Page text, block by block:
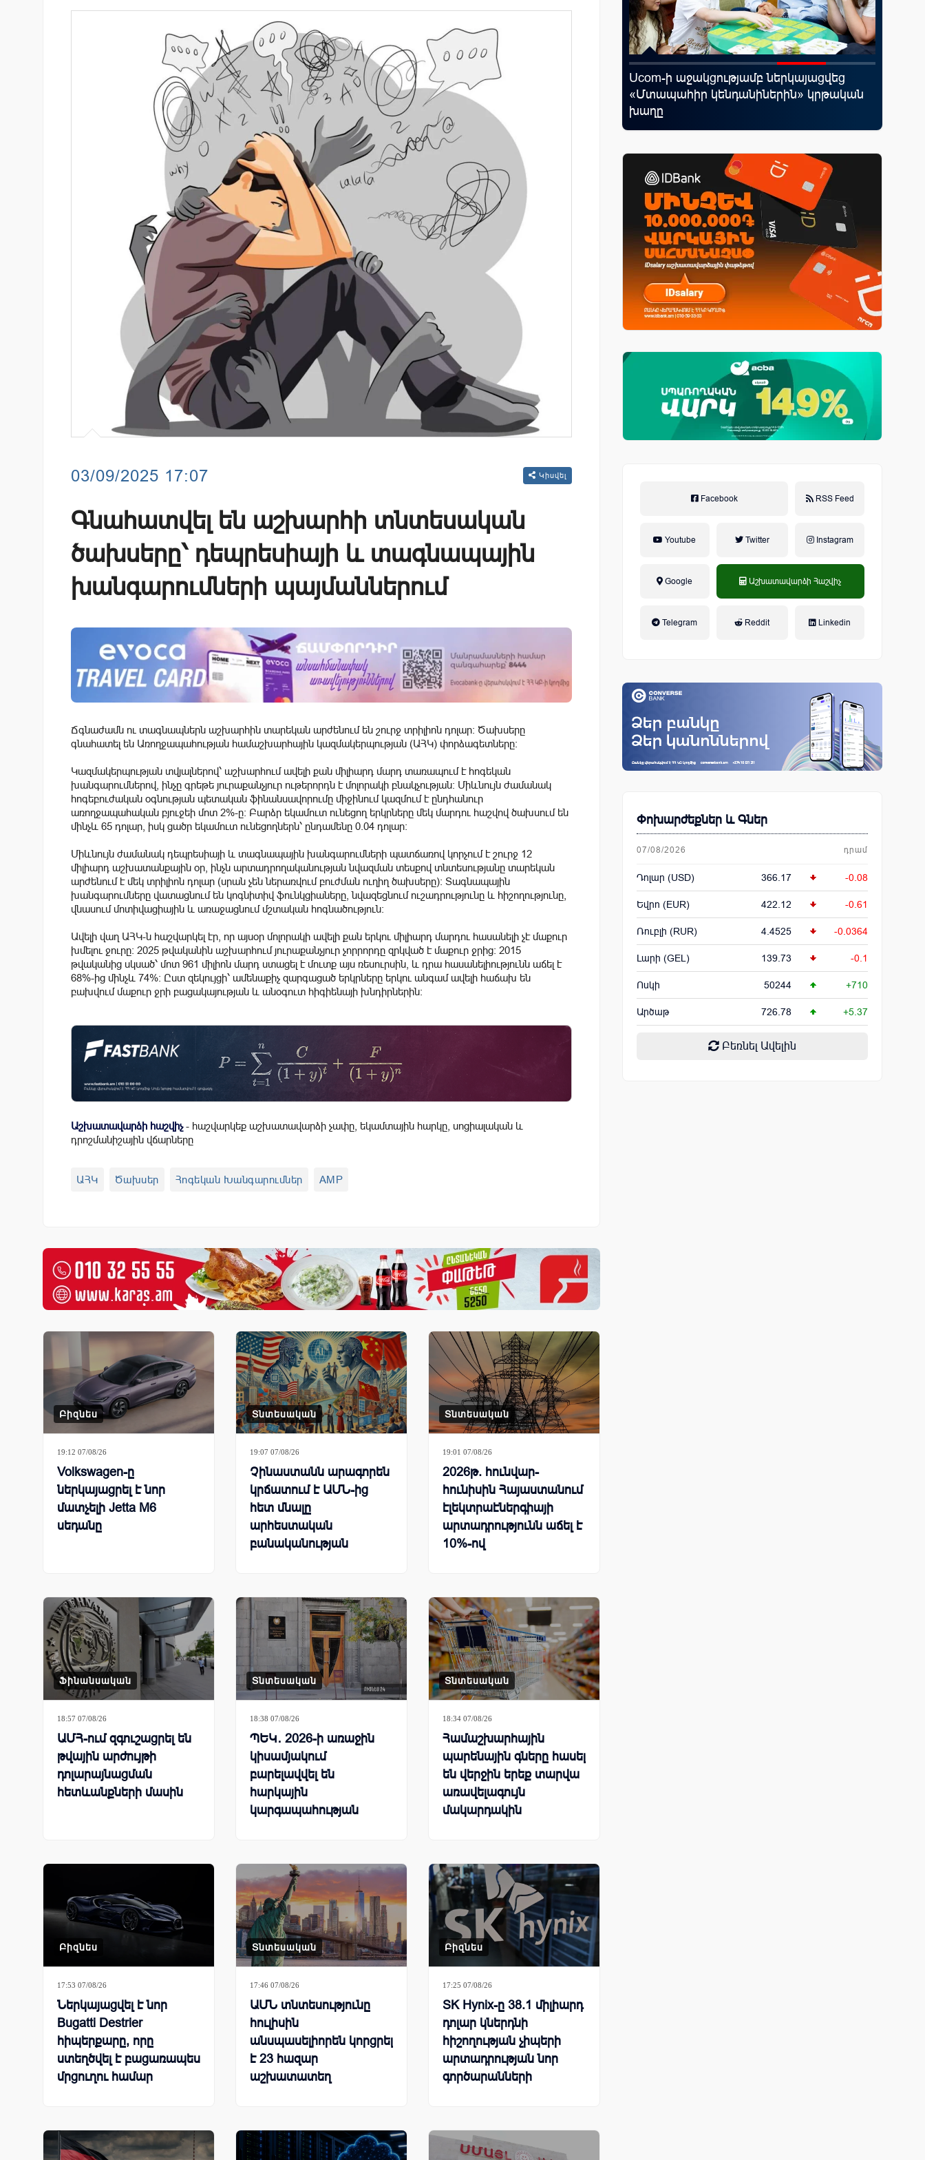
03/09/2025 17:07 Կիսվել
Գնահատվել են աշխարհի տնտեսական
ծախսերը՝ դեպրեսիայի և տագնապային
խանգարումների պայմաններում
Ճգնաժամն ու տագնապներն աշխարհին տարեկան արժենում են շուրջ տրիլիոն դոլար։ Ծախսերը
գնահատել են Առողջապահության համաշխարհային կազմակերպության (ԱՀԿ) փորձագետները:
Կազմակերպության տվյալներով՝ աշխարհում ավելի քան միլիարդ մարդ տառապում է հոգեկան
խանգարումներով, ինչը գրեթե յուրաքանչյուր ութերորդն է մոլորակի բնակչության։ Միևնույն ժամանակ
հոգեբուժական օգնության պետական ֆինանսավորումը միջինում կազմում է ընդհանուր
առողջապահական բյուջեի մոտ 2%-ը։ Բարձր եկամուտ ունեցող երկրները մեկ մարդու հաշվով ծախսում են
մինչև 65 դոլար, իսկ ցածր եկամուտ ունեցողներն՝ ընդամենը 0.04 դոլար։
Միևնույն ժամանակ դեպրեսիայի և տագնապային խանգարումների պատճառով կորչում է շուրջ 12
միլիարդ աշխատանքային օր, ինչն արտադրողականության նվազման տեսքով տնտեսությանը տարեկան
արժենում է մեկ տրիլիոն դոլար (սրան չեն ներառվում բուժման ուղիղ ծախսերը)։ Տագնապային
խանգարումները վատացնում են կոգնիտիվ ֆունկցիաները, նվազեցնում ուշադրությունը և հիշողությունը,
վնասում մոտիվացիային և առաջացնում մշտական հոգնածություն։
Ավելի վաղ ԱՀԿ-ն հաշվարկել էր, որ այսօր մոլորակի ավելի քան երկու միլիարդ մարդու հասանելի չէ մաքուր
խմելու ջուրը։ 2025 թվականին աշխարհում յուրաքանչյուր չորրորդը զրկված է մաքուր ջրից։ 2015
թվականից սկսած՝ մոտ 961 միլիոն մարդ ստացել է մուտք այս ռեսուրսին, և դրա հասանելիությունն աճել է
68%-ից մինչև 74%։ Ըստ զեկույցի՝ ամենաքիչ զարգացած երկրները երկու անգամ ավելի հաճախ են
բախվում մաքուր ջրի բացակայության և անօգուտ հիգիենայի խնդիրներին։
Աշխատավարձի հաշվիչ - հաշվարկեք աշխատավարձի չափը, եկամտային հարկը, սոցիալական և
դրոշմանիշային վճարները
ԱՀԿ Ծախսեր Հոգեկան Խանգարումներ AMP
Ֆասթ Բանկը Սևան Ստարտափ
Սամմիթին ներկայացրել է իր
պրոդուկտներն ու քարտային
առաջարկները
«Սմայլ Սվիթ»-ի զարգացման
ճանապարհը՝ Կոնվերս Բանկի
գործընկերությամբ
Ucom-ի աջակցությամբ ներկայացվեց
«Մտապահիր կենդանիներին» կրթական
խաղը
Facebook RSS Feed
Youtube Twitter Instagram
Google Աշխատավարձի Հաշվիչ
Telegram Reddit Linkedin
Փոխարժեքներ և Գներ
07/08/2026 դրամ
Դոլար (USD) 366.17 -0.08
Եվրո (EUR) 422.12 -0.61
Ռուբլի (RUR) 4.4525 -0.0364
Լարի (GEL) 139.73 -0.1
Ոսկի 50244 +710
Արծաթ 726.78 +5.37
Բեռնել Ավելին
Բիզնես
19:12 07/08/26
Volkswagen-ը
ներկայացրել է նոր
մատչելի Jetta M6
սեդանը
Տնտեսական
19:07 07/08/26
Չինաստանն արագորեն
կրճատում է ԱՄՆ-ից
հետ մնալը
արհեստական
բանականության
Տնտեսական
19:01 07/08/26
2026թ. հունվար-
հունիսին Հայաստանում
էլեկտրաէներգիայի
արտադրությունն աճել է
10%-ով
Ֆինանսական
18:57 07/08/26
ԱՄՀ-ում զգուշացրել են
թվային արժույթի
դոլարայնացման
հետևանքների մասին
Տնտեսական
18:38 07/08/26
ՊԵԿ․ 2026-ի առաջին
կիսամյակում
բարելավվել են
հարկային
կարգապահության
Տնտեսական
18:34 07/08/26
Համաշխարհային
պարենային գները հասել
են վերջին երեք տարվա
առավելագույն
մակարդակին
Բիզնես
17:53 07/08/26
Ներկայացվել է նոր
Bugatti Destrier
հիպերքարը, որը
ստեղծվել է բացառապես
մրցուղու համար
Տնտեսական
17:46 07/08/26
ԱՄՆ տնտեսությունը
հուլիսին
անսպասելիորեն կորցրել
է 23 հազար
աշխատատեղ
Բիզնես
17:25 07/08/26
SK Hynix-ը 38.1 միլիարդ
դոլար կներդնի
հիշողության չիպերի
արտադրության նոր
գործարանների